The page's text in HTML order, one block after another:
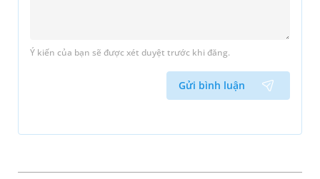
Ý kiến của bạn sẽ được xét duyệt trước khi đăng.
Gửi bình luận